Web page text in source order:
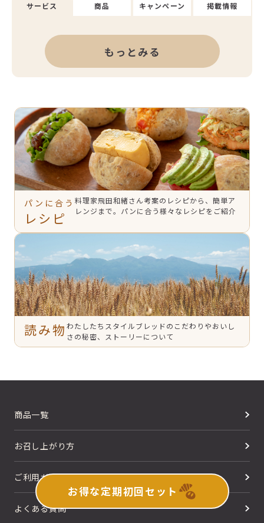
サービス 商品 キャンペーン 掲載情報
もっとみる
パンに合う
レシピ
料理家飛田和緒さん考案のレシピから、簡単ア
レンジまで。パンに合う様々なレシピをご紹介
読み物 わたしたちスタイルブレッドのこだわりやおいし
さの秘密、ストーリーについて
お得な定期初回セット
商品一覧
お召し上がり方
ご利用ガイド
よくある質問